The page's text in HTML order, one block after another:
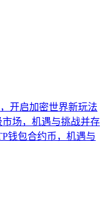
开启加密世界新玩法
市场，机遇与挑战并存
钱包合约币，机遇与